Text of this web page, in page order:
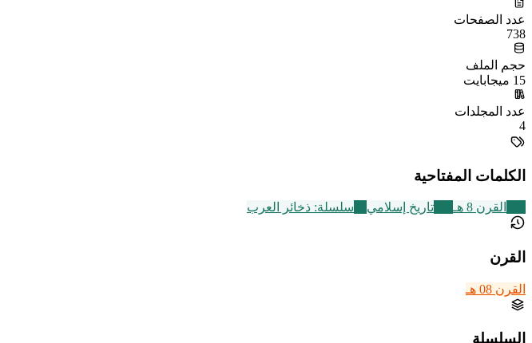
عدد الصفحات
738
حجم الملف
15 ميجابايت
عدد المجلدات
4
الكلمات المفتاحية
القرن 8 هـ تاريخ إسلامي سلسلة: ذخائر العرب
القرن
القرن 08 هـ
السلسلة